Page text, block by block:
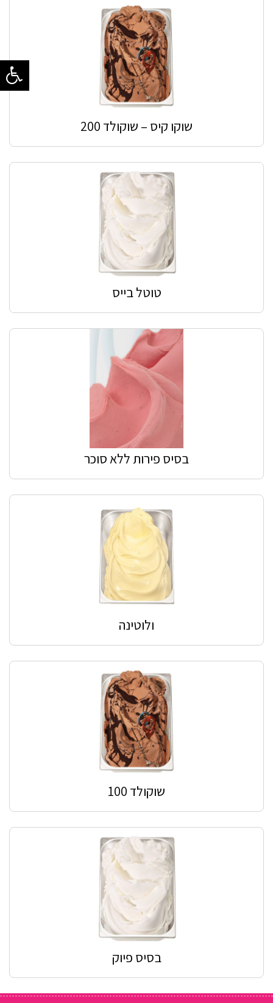
שוקו קיס – שוקולד 200
טוטל בייס
בסיס פירות ללא סוכר
ולוטינה
שוקולד 100
בסיס פיוק